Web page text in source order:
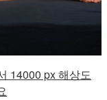
14000 px 해상도